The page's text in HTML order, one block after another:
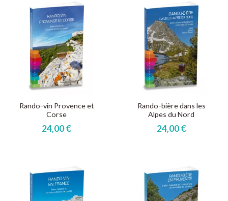
Rando-vin Provence et
Corse
24,00 €
Rando-bière dans les
Alpes du Nord
24,00 €